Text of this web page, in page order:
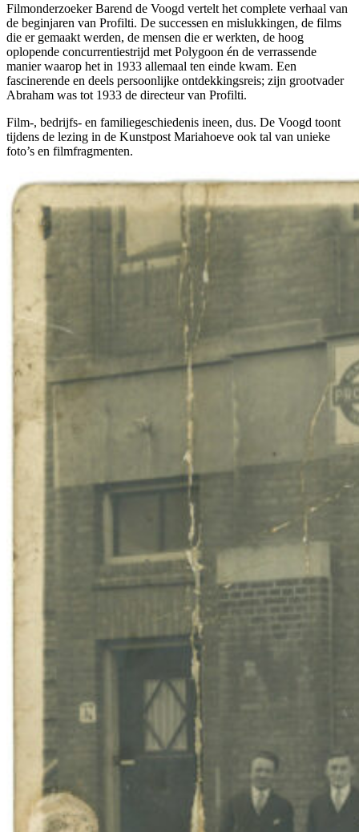
Filmonderzoeker Barend de Voogd vertelt het complete verhaal van
de beginjaren van Profilti. De successen en mislukkingen, de films
die er gemaakt werden, de mensen die er werkten, de hoog
oplopende concurrentiestrijd met Polygoon én de verrassende
manier waarop het in 1933 allemaal ten einde kwam. Een
fascinerende en deels persoonlijke ontdekkingsreis; zijn grootvader
Abraham was tot 1933 de directeur van Profilti.
Film-, bedrijfs- en familiegeschiedenis ineen, dus. De Voogd toont
tijdens de lezing in de Kunstpost Mariahoeve ook tal van unieke
foto’s en filmfragmenten.